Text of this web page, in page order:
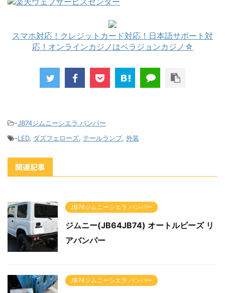
スマホ対応！クレジットカード対応！日本語サポート対
応！オンラインカジノはベラジョンカジノ☆
-JB74ジムニーシエラ バンパー
-LED, ダズフェローズ, テールランプ, 外装
関連記事
JB74ジムニーシエラ バンパー
ジムニー(JB64JB74) オートルビーズ リ
アバンパー
JB74ジムニーシエラ バンパー